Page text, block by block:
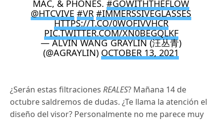
MAC, & PHONES.#GOWITHTHEFLOW
@HTCVIVE #VR #IMMERSSIVEGLASSES
HTTPS://T.CO/0WOFIVVHCR
PIC.TWITTER.COM/XN0BEGQLKF
— ALVIN WANG GRAYLIN (汪丛青)
(@AGRAYLIN) OCTOBER 13, 2021
¿Serán estas filtracionesREALES? Mañana 14 de
octubre saldremos de dudas. ¿Te llama la atención el
diseño del visor? Personalmente no me parece muy